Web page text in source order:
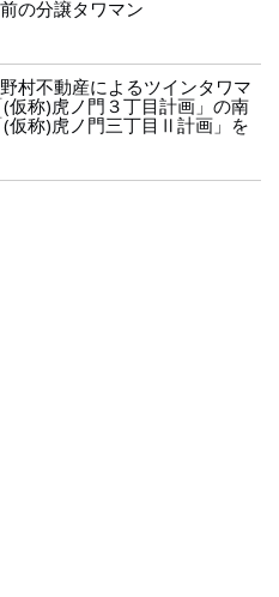
の分譲タワマン
村不動産によるツインタワマ
仮称)虎ノ門３丁目計画」の南
仮称)虎ノ門三丁目Ⅱ計画」を